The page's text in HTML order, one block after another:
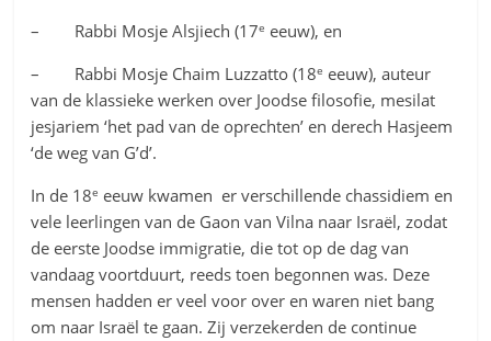
– Rabbi Mosje Alsjiech (17e eeuw), en
– Rabbi Mosje Chaim Luzzatto (18e eeuw), auteur
van de klassieke werken over Joodse filosofie, mesilat
jesjariem ‘het pad van de oprechten’ en derech Hasjeem
‘de weg van G’d’.
In de 18e eeuw kwamen er verschillende chassidiem en
vele leerlingen van de Gaon van Vilna naar Israël, zodat
de eerste Joodse immigratie, die tot op de dag van
vandaag voortduurt, reeds toen begonnen was. Deze
mensen hadden er veel voor over en waren niet bang
om naar Israël te gaan. Zij verzekerden de continue